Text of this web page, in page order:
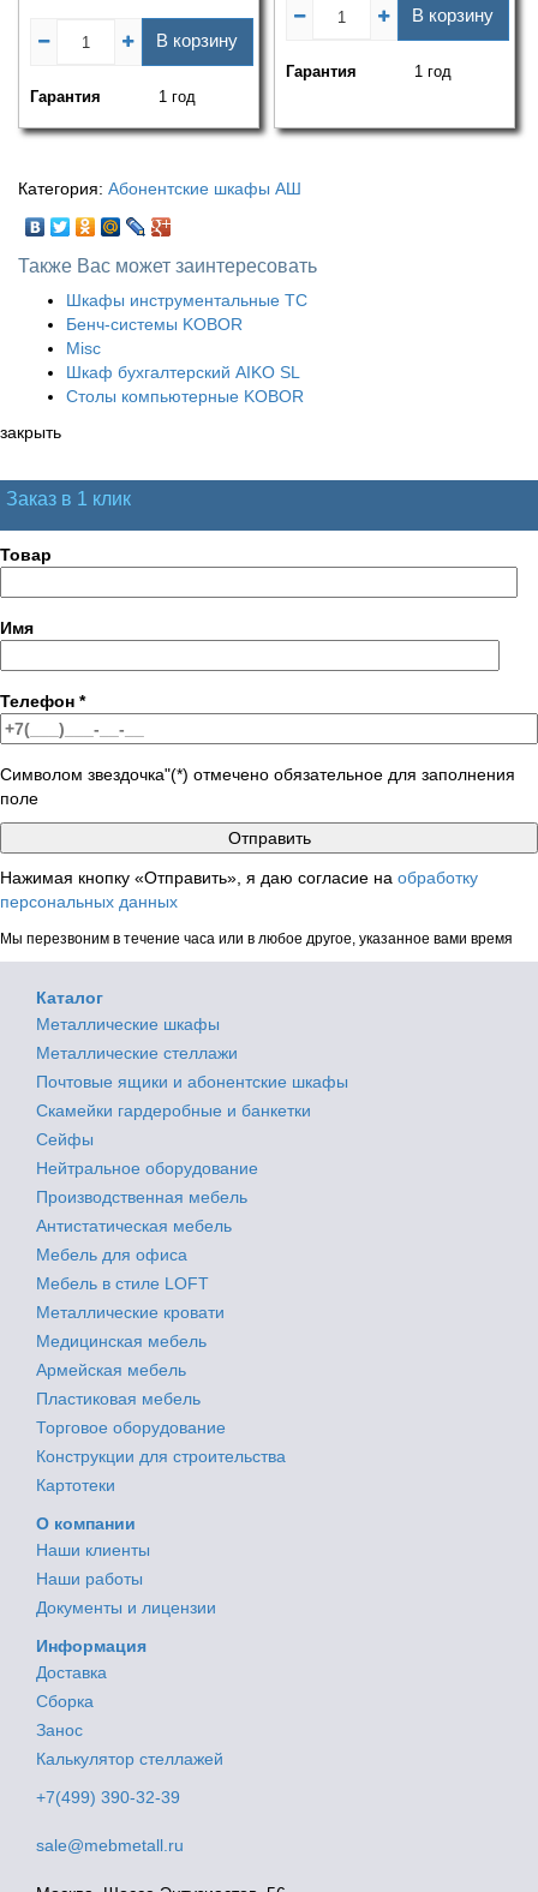
В корзину
Гарантия 1 год
В корзину
Гарантия 1 год
Категория: Абонентские шкафы АШ
Также Вас может заинтересовать
Шкафы инструментальные ТС
Бенч-системы KOBOR
Misc
Шкаф бухгалтерский AIKO SL
Столы компьютерные KOBOR
закрыть
Заказ в 1 клик
Товар
Имя
Телефон *
Символом звездочка"(*) отмечено обязательное для заполнения
поле
Нажимая кнопку «Отправить», я даю согласие на обработку
персональных данных
Мы перезвоним в течение часа или в любое другое, указанное вами время
Каталог
Металлические шкафы
Металлические стеллажи
Почтовые ящики и абонентские шкафы
Скамейки гардеробные и банкетки
Сейфы
Нейтральное оборудование
Производственная мебель
Антистатическая мебель
Мебель для офиса
Мебель в стиле LOFT
Металлические кровати
Медицинская мебель
Армейская мебель
Пластиковая мебель
Торговое оборудование
Конструкции для строительства
Картотеки
О компании
Наши клиенты
Наши работы
Документы и лицензии
Информация
Доставка
Сборка
Занос
Калькулятор стеллажей
+7(499) 390-32-39
sale@mebmetall.ru